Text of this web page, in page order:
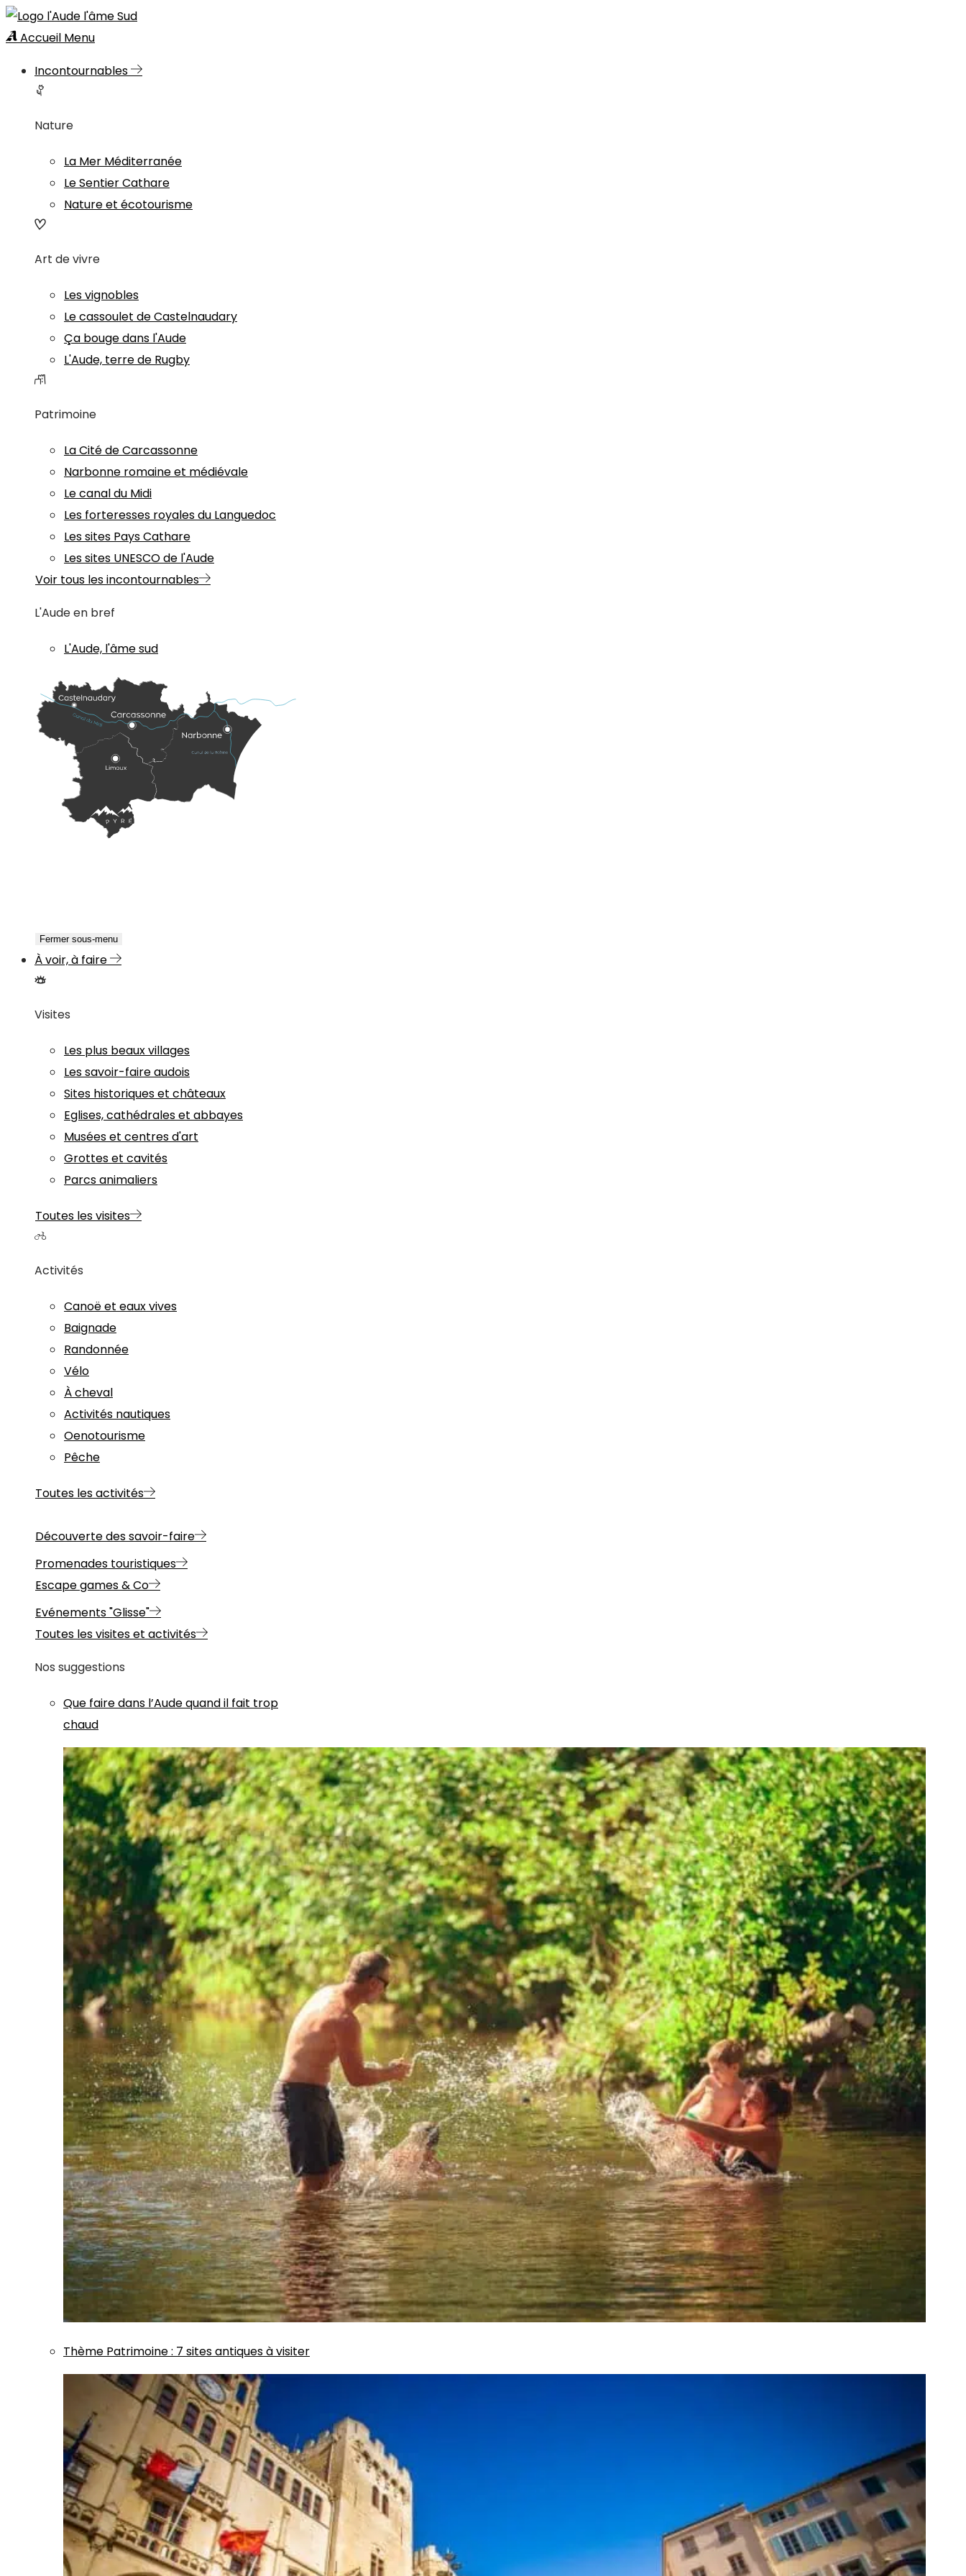
Accueil Menu
Incontournables
Nature
La Mer Méditerranée
Le Sentier Cathare
Nature et écotourisme
Art de vivre
Les vignobles
Le cassoulet de Castelnaudary
Ça bouge dans l'Aude
L'Aude, terre de Rugby
Patrimoine
La Cité de Carcassonne
Narbonne romaine et médiévale
Le canal du Midi
Les forteresses royales du Languedoc
Les sites Pays Cathare
Les sites UNESCO de l'Aude
Voir tous les incontournables
L'Aude en bref
L'Aude, l'âme sud
Fermer sous-menu
À voir, à faire
Visites
Les plus beaux villages
Les savoir-faire audois
Sites historiques et châteaux
Eglises, cathédrales et abbayes
Musées et centres d'art
Grottes et cavités
Parcs animaliers
Toutes les visites
Activités
Canoë et eaux vives
Baignade
Randonnée
Vélo
À cheval
Activités nautiques
Oenotourisme
Pêche
Toutes les activités
Découverte des savoir-faire
Promenades touristiques
Escape games & Co
Evénements "Glisse"
Toutes les visites et activités
Nos suggestions
Que faire dans l’Aude quand il fait trop
chaud
Thème Patrimoine: 7 sites antiques à visiter